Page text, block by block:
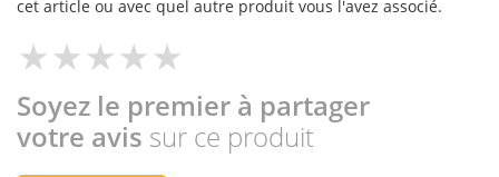
cet article ou avec quel autre produit vous l'avez associé.
Soyez le premier à partager
votre avis sur ce produit